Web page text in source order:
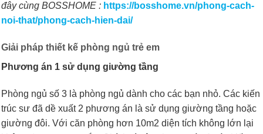
đây cùng BOSSHOME : https://bosshome.vn/phong-cach-
noi-that/phong-cach-hien-dai/
Giải pháp thiết kế phòng ngủ trẻ em
Phương án 1 sử dụng giường tầng
Phòng ngủ số 3 là phòng ngủ dành cho các bạn nhỏ. Các kiến
trúc sư đã dề xuất 2 phương án là sử dụng giường tầng hoặc
giường đôi. Với căn phòng hơn 10m2 diện tích không lớn lại